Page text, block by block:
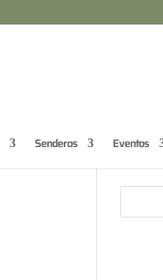
Senderos Eventos